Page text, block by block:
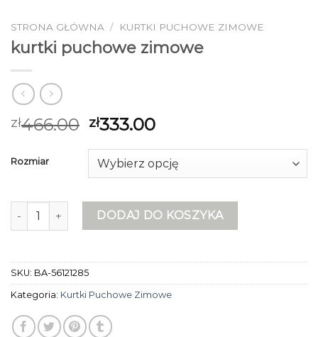
STRONA GŁÓWNA / KURTKI PUCHOWE ZIMOWE
kurtki puchowe zimowe
zł466.00 zł333.00
Rozmiar
ilość kurtki puchowe zimoweDODAJ DO KOSZYKA
SKU: BA-56121285
Kategoria: Kurtki Puchowe Zimowe